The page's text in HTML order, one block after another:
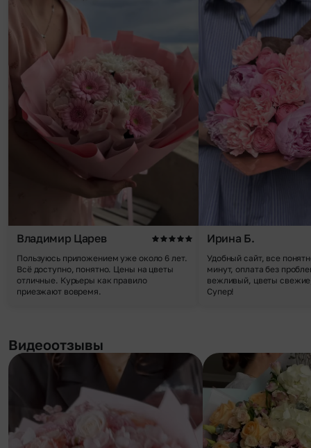
Владимир Царев
Пользуюсь приложением уже около 6 лет.
Всё доступно, понятно. Цены на цветы
отличные. Курьеры как правило
приезжают вовремя.
Ирина Б.
Удобный сайт, все
минут, оплата без
вежливый, цветы
Супер!
Видеоотзывы